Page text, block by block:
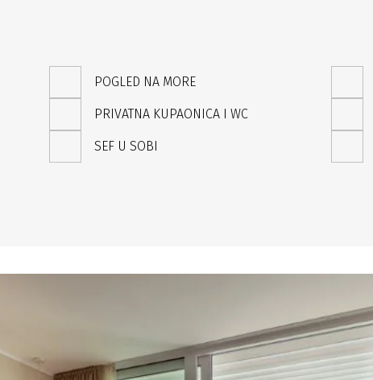
POGLED NA MORE
PRIVATNA KUPAONICA I WC
SEF U SOBI